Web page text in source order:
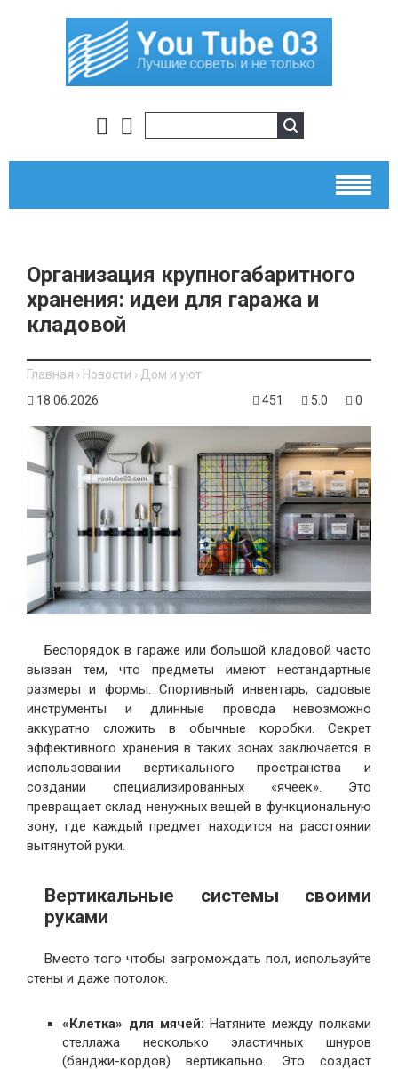
Организация крупногабаритного
хранения: идеи для гаража и
кладовой
Главная › Новости › Дом и уют
18.06.2026
451 5.0 0
Беспорядок в гараже или большой кладовой часто
вызван тем, что предметы имеют нестандартные
размеры и формы. Спортивный инвентарь, садовые
инструменты и длинные провода невозможно
аккуратно сложить в обычные коробки. Секрет
эффективного хранения в таких зонах заключается в
использовании вертикального пространства и
создании специализированных «ячеек». Это
превращает склад ненужных вещей в функциональную
зону, где каждый предмет находится на расстоянии
вытянутой руки.
Вертикальные системы своими
руками
Вместо того чтобы загромождать пол, используйте
стены и даже потолок.
«Клетка» для мячей: Натяните между полками
стеллажа несколько эластичных шнуров
(банджи-кордов) вертикально. Это создаст